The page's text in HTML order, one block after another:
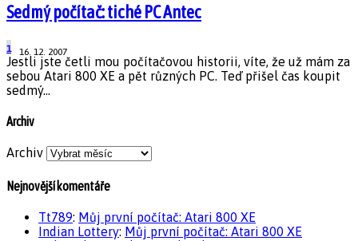
Sedmý počítač: tiché PC Antec
16. 12. 2007
1
Jestli jste četli mou počítačovou historii, víte, že už mám za
sebou Atari 800 XE a pět různých PC. Teď přišel čas koupit
sedmý...
Archiv
Archiv
Nejnovější komentáře
Tt789: Můj první počítač: Atari 800 XE
Indian Lottery: Můj první počítač: Atari 800 XE